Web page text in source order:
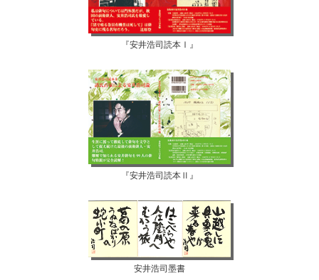
『安井浩司読本Ⅰ』
『安井浩司読本Ⅱ』
安井浩司墨書